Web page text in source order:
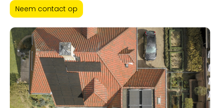
Neem contact op